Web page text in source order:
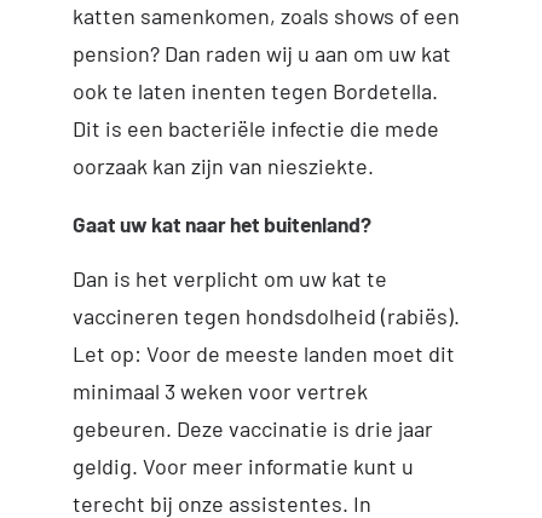
katten samenkomen, zoals shows of een
pension? Dan raden wij u aan om uw kat
ook te laten inenten tegen Bordetella.
Dit is een bacteriële infectie die mede
oorzaak kan zijn van niesziekte.
Gaat uw kat naar het buitenland?
Dan is het verplicht om uw kat te
vaccineren tegen hondsdolheid (rabiës).
Let op: Voor de meeste landen moet dit
minimaal 3 weken voor vertrek
gebeuren. Deze vaccinatie is drie jaar
geldig. Voor meer informatie kunt u
terecht bij onze assistentes. In